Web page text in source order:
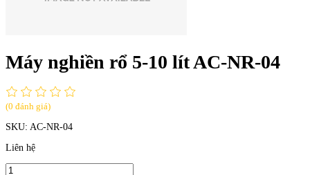
Máy nghiền rổ 5-10 lít AC-NR-04
(0 đánh giá)
SKU: AC-NR-04
Liên hệ